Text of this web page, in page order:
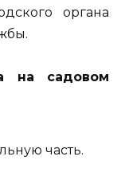
органа
на садовом
часть.